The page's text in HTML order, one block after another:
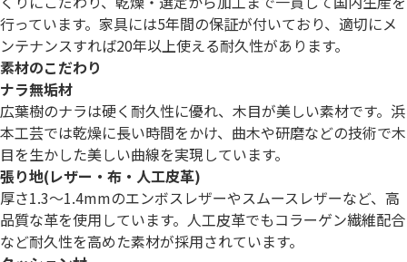
行っています。家具には5年間の保証が付いており、適切にメ
ンテナンスすれば20年以上使える耐久性があります。
素材のこだわり
ナラ無垢材
広葉樹のナラは硬く耐久性に優れ、木目が美しい素材です。浜
本工芸では乾燥に長い時間をかけ、曲木や研磨などの技術で木
目を生かした美しい曲線を実現しています。
張り地(レザー・布・人工皮革)
厚さ1.3〜1.4mmのエンボスレザーやスムースレザーなど、高
品質な革を使用しています。人工皮革でもコラーゲン繊維配合
など耐久性を高めた素材が採用されています。